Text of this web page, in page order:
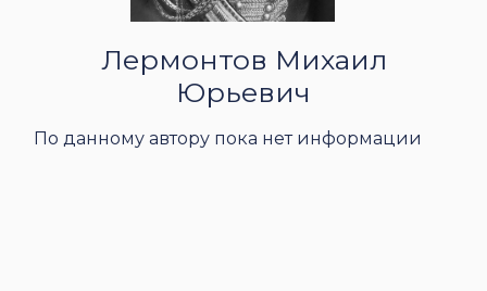
Лермонтов Михаил
Юрьевич
По данному автору пока нет информации